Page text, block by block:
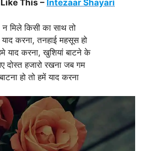
This – Intezaar Shayari
न मिले किसी का साथ तो
करना, तनहाई महसूस हो
याद करना, खुशियां बाटने के
दोस्त हजारो रखना जब गम
बाटना हो तो हमें याद करना